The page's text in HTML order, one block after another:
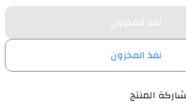
نفذ المخزون
نفذ المخزون
المنتج